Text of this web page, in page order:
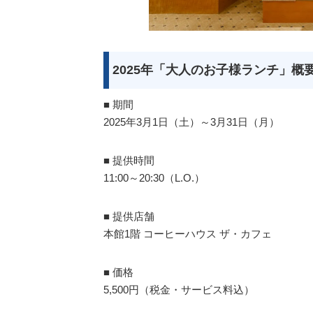
2025年「大人のお子様ランチ」概
■ 期間
2025年3月1日（土）～3月31日（月）
■ 提供時間
11:00～20:30（L.O.）
■ 提供店舗
本館1階 コーヒーハウス ザ・カフェ
■ 価格
5,500円（税金・サービス料込）